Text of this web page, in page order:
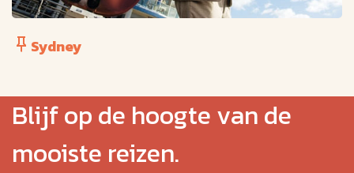
Sydney
Blijf op de hoogte van de
mooiste reizen.